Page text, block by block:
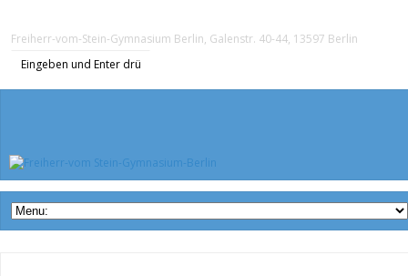
Freiherr-vom-Stein-Gymnasium Berlin, Galenstr. 40-44, 13597 Berlin